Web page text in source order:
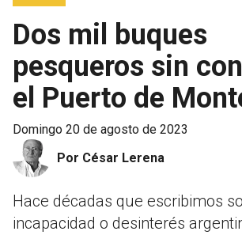
Dos mil buques
pesqueros sin
el Puerto de
domingo 20 de agosto de 2023
Por César Lerena
Hace décadas que escribimos
incapacidad o desinterés